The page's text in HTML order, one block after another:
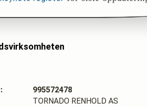
995572478
TORNADO RENHOLD AS